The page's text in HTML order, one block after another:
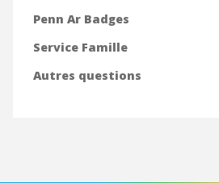
Penn Ar Badges
Service Famille
Autres questions